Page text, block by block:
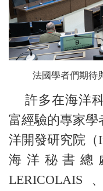
法國學者們期待
許多在海洋
富經驗的專家學
洋開發研究院（
海洋秘書總